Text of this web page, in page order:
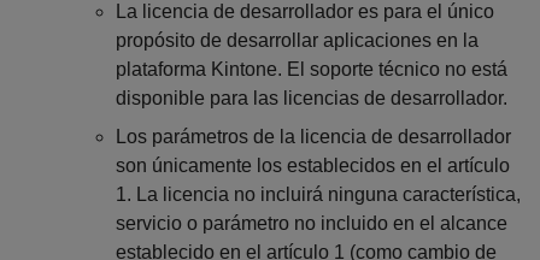
La licencia de desarrollador es para el único
propósito de desarrollar aplicaciones en la
plataforma Kintone. El soporte técnico no está
disponible para las licencias de desarrollador.
Los parámetros de la licencia de desarrollador
son únicamente los establecidos en el artículo
1. La licencia no incluirá ninguna característica,
servicio o parámetro no incluido en el alcance
establecido en el artículo 1 (como cambio de